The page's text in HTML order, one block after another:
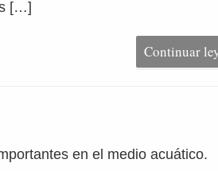
[…]
Continuar
en el medio acuático.